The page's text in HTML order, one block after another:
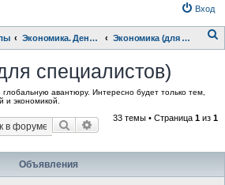
Вход
Экономика. Деньги. Экономика (для специалистов)
специалистов)
авантюру. Интересно будет только тем,
и экономикой.
Поиск Расширенный поиск
33 темы • Страница 1 из 1
Объявления